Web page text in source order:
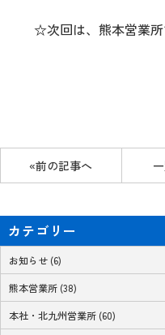
☆次回は、熊本営業所
«前の記事へ
カテゴリー
お知らせ (6)
熊本営業所 (38)
本社・北九州営業所 (60)